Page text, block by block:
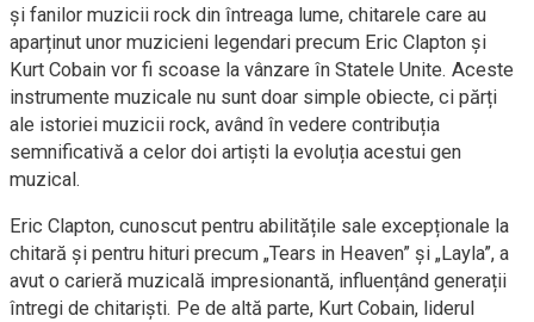
și fanilor muzicii rock din întreaga lume, chitarele care au
aparținut unor muzicieni legendari precum Eric Clapton și
Kurt Cobain vor fi scoase la vânzare în Statele Unite. Aceste
instrumente muzicale nu sunt doar simple obiecte, ci părți
ale istoriei muzicii rock, având în vedere contribuția
semnificativă a celor doi artiști la evoluția acestui gen
muzical.
Eric Clapton, cunoscut pentru abilitățile sale excepționale la
chitară și pentru hituri precum „Tears in Heaven” și „Layla”, a
avut o carieră muzicală impresionantă, influențând generații
întregi de chitariști. Pe de altă parte, Kurt Cobain, liderul